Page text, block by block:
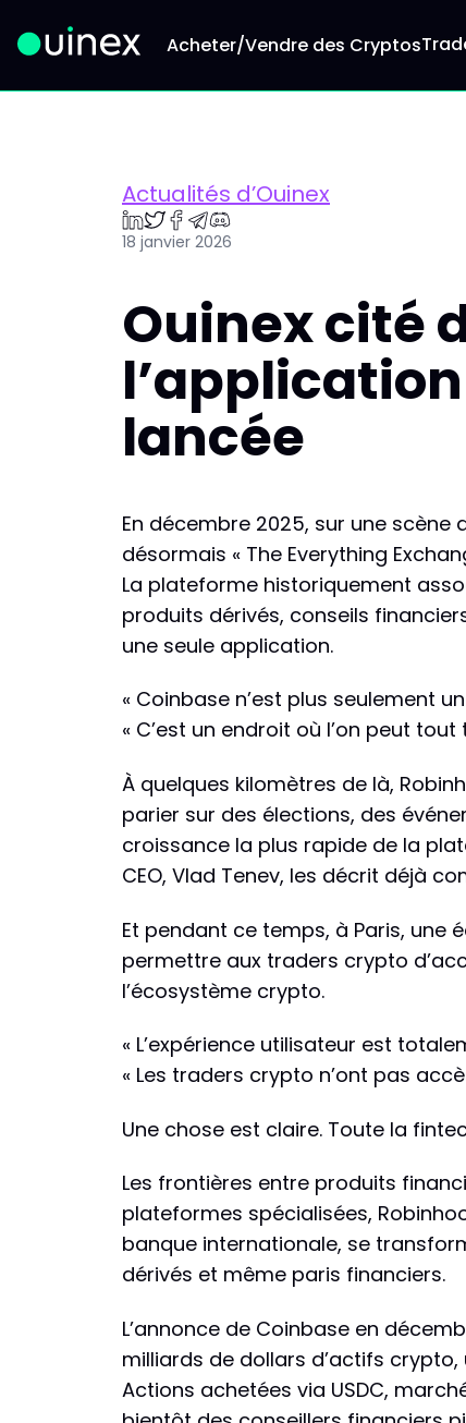
Acheter/Vendre des Cryptos
Actualités d’Ouinex
18 janvier 2026
Ouinex cité
lancée
En décembre 2025, sur une scène
désormais « The Everything
La plateforme historiquement
produits dérivés, conseils
une seule application.
« Coinbase n’est plus seulement
« C’est un endroit où l’on peut tout
À quelques kilomètres de là,
parier sur des élections, des
croissance la plus rapide de la
CEO, Vlad Tenev, les décrit déjà
Et pendant ce temps, à Paris, une
permettre aux traders crypto
l’écosystème crypto.
« L’expérience utilisateur est
« Les traders crypto n’ont pas
Une chose est claire. Toute la
Les frontières entre produits
plateformes spécialisées,
banque internationale, se
dérivés et même paris financiers.
L’annonce de Coinbase en
milliards de dollars d’actifs
Actions achetées via USDC,